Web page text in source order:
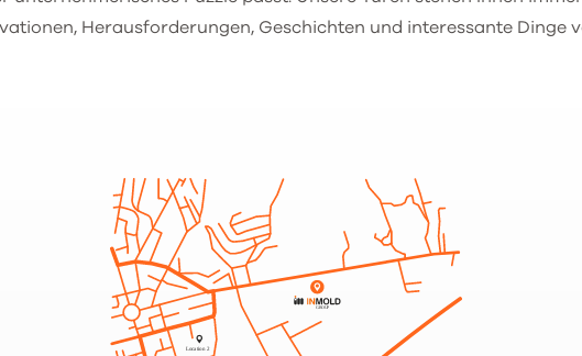
Herausforderungen, Geschichten und interessante Dinge